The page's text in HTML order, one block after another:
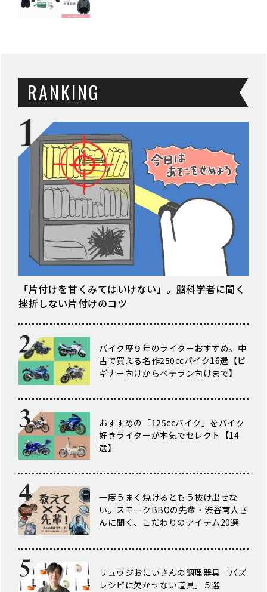
RANKING
「片付けを甘くみてはいけない」。脳科学者に聞く
挫折しない片付けのコツ
バイク歴９年のライターおすすめ。中
古で買える名作250ccバイク16選【ビ
ギナー向けからベテラン向けまで】
おすすめの「125ccバイク」をバイク
好きライターが本気でセレクト【14
選】
一度うまく焼けるともう抜け出せな
い。スモークBBQの先輩・渋谷南人さ
んに聞く、こだわりのアイテム20選
リュウジおにいさんの調理器具「バズ
レシピに欠かせない道具」５選